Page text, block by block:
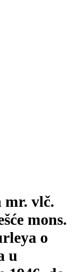
mr. vlč.
mons.
o
u